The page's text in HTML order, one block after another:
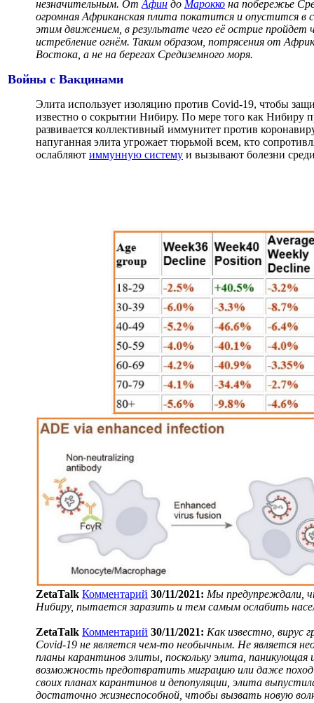
незначительным. От Афин до Марокко на побережье
огромная Африканская плита покатится и опустится в
этим движением, в результате чего её острие пройдет
истребление огнём. Таким образом, потрясения от
Востока, а не на берегах Средиземного моря.
Войны с Вакцинами
Элита использует изоляцию против Covid-19, чтобы
известно о сокрытии Нибиру. По мере того как Нибиру
развивается коллективный иммунитет против
напуганная элита угрожает тюрьмой всем, кто
ослабляют иммунную систему и вызывают болезни
ZetaTalk Комментарий 30/11/2021: Мы предупреждали,
Нибиру, пытается заразить и тем самым ослабить
ZetaTalk Комментарий 30/11/2021: Как известно, вирус
Covid-19 не является чем-то необычным. Не является
планы карантинов элиты, поскольку элита,
возможность предотвратить миграцию или даже
своих планах карантинов и депопуляции, элита
достаточно жизнеспособной, чтобы вызвать новую